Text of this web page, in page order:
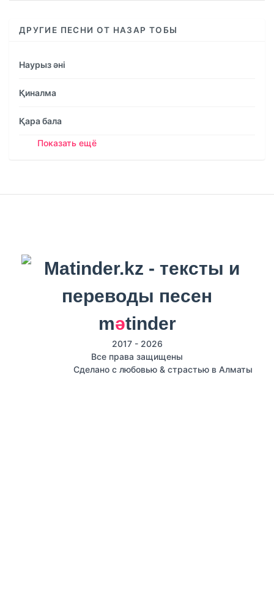
ДРУГИЕ ПЕСНИ ОТ НАЗАР ТОБЫ
Наурыз əні
Қиналма
Қара бала
Показать ещё
mәtinder
2017 - 2026
Все права защищены
Сделано с любовью & страстью в Алматы